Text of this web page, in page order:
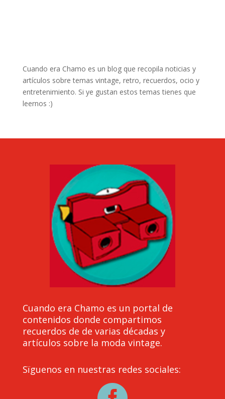
Cuando era Chamo es un blog que recopila noticias y
artículos sobre temas vintage, retro, recuerdos, ocio y
entretenimiento. Si ye gustan estos temas tienes que
leernos :)
Cuando era Chamo es un portal de
contenidos donde compartimos
recuerdos de de varias décadas y
artículos sobre la moda vintage.
Sïguenos en nuestras redes sociales: